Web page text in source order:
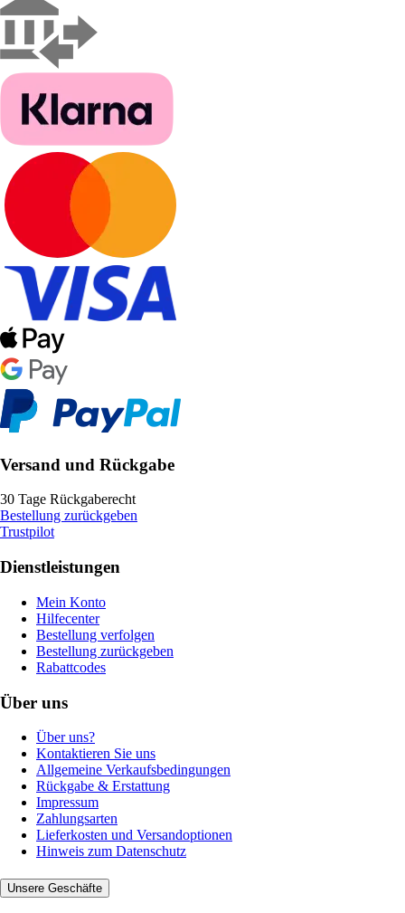
Versand und Rückgabe
30 Tage Rückgaberecht
Bestellung zurückgeben
Trustpilot
Dienstleistungen
Mein Konto
Hilfecenter
Bestellung verfolgen
Bestellung zurückgeben
Rabattcodes
Über uns
Über uns?
Kontaktieren Sie uns
Allgemeine Verkaufsbedingungen
Rückgabe & Erstattung
Impressum
Zahlungsarten
Lieferkosten und Versandoptionen
Hinweis zum Datenschutz
Unsere Geschäfte